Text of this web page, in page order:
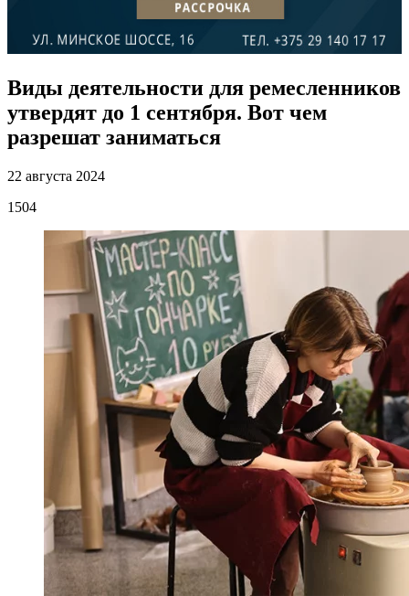
Виды деятельности для ремесленников
утвердят до 1 сентября. Вот чем
разрешат заниматься
22 августа 2024
1504